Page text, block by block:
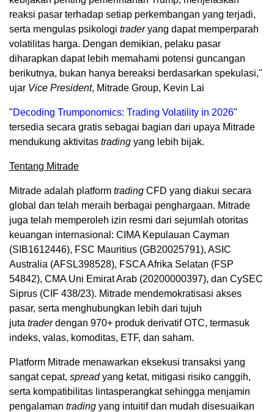
reaksi pasar terhadap setiap perkembangan yang terjadi,
serta mengulas psikologi traderyang dapat memperparah
volatilitas harga. Dengan demikian, pelaku pasar
diharapkan dapat lebih memahami potensi guncangan
berikutnya, bukan hanya bereaksi berdasarkan spekulasi,"
ujar Vice President, Mitrade Group, Kevin Lai
"Decoding Trumponomics: Trading Volatility in 2026"
tersedia secara gratis sebagai bagian dari upaya Mitrade
mendukung aktivitas trading yang lebih bijak.
Tentang Mitrade
Mitrade adalah platform trading CFD yang diakui secara
global dan telah meraih berbagai penghargaan. Mitrade
juga telah memperoleh izin resmi dari sejumlah otoritas
keuangan internasional: CIMA Kepulauan Cayman
(SIB1612446), FSC Mauritius (GB20025791), ASIC
Australia (AFSL398528), FSCA Afrika Selatan (FSP
54842), CMA Uni Emirat Arab (20200000397), dan CySEC
Siprus (CIF 438/23). Mitrade mendemokratisasi akses
pasar, serta menghubungkan lebih dari tujuh
juta traderdengan 970+ produk derivatif OTC, termasuk
indeks, valas, komoditas, ETF, dan saham.
Platform Mitrade menawarkan eksekusi transaksi yang
sangat cepat, spreadyang ketat, mitigasi risiko canggih,
serta kompatibilitas lintasperangkat sehingga menjamin
pengalaman trading yang intuitif dan mudah disesuaikan